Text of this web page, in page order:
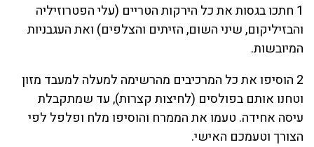
1 חתכו בגסות את כל הירקות הטריים (עלי הפטרוזיליה
והבזיליקום, שיני השום, הזיתים והצלפים) ואת העגבניות
המיובשות.
2 הוסיפו את כל המרכיבים מהרשימה למעלה למעבד מזון
וטחנו אותם בפולסים (לחיצות קצרות), עד שמתקבלת
עיסה אחידה. טעמו את הממרח והוסיפו מלח ופלפל לפי
הצורך וטעמכם האישי.